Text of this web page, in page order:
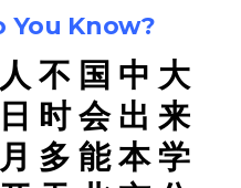
You Know?
人 不 国 中 大
日 时 会 出 来
月 多 能 本 学